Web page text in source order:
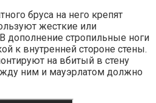
бруса на него крепят
жесткие или
дополнение стропильные ноги
к внутренней стороне стены.
на вбитый в стену
ним и мауэрлатом должно